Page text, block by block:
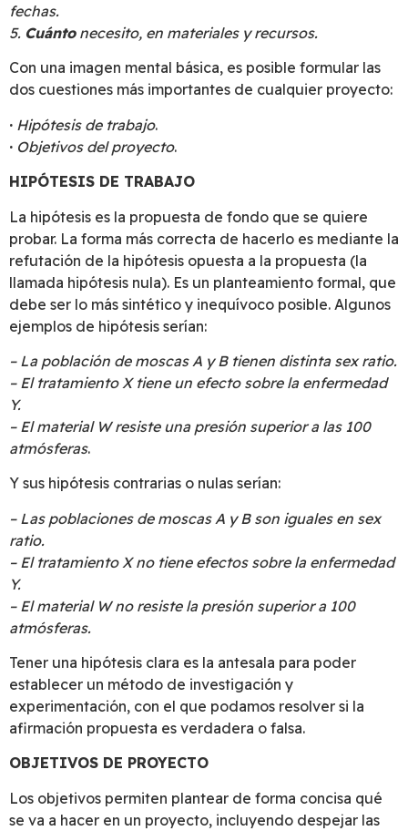
fechas.
5. Cuántonecesito, en materiales y recursos.
Con una imagen mental básica, es posible formular las
dos cuestiones más importantes de cualquier proyecto:
· Hipótesis de trabajo.
· Objetivos del proyecto.
HIPÓTESIS DE TRABAJO
La hipótesis es la propuesta de fondo que se quiere
probar. La forma más correcta de hacerlo es mediante la
refutación de la hipótesis opuesta a la propuesta (la
llamada hipótesis nula). Es un planteamiento formal, que
debe ser lo más sintético y inequívoco posible. Algunos
ejemplos de hipótesis serían:
– La población de moscas A y B tienen distinta sex ratio.
– El tratamiento X tiene un efecto sobre la enfermedad
Y.
– El material W resiste una presión superior a las 100
atmósferas.
Y sus hipótesis contrarias o nulas serían:
– Las poblaciones de moscas A y B son iguales en sex
ratio.
– El tratamiento X no tiene efectos sobre la enfermedad
Y.
– El material W no resiste la presión superior a 100
atmósferas.
Tener una hipótesis clara es la antesala para poder
establecer un método de investigación y
experimentación, con el que podamos resolver si la
afirmación propuesta es verdadera o falsa.
OBJETIVOS DE PROYECTO
Los objetivos permiten plantear de forma concisa qué
se va a hacer en un proyecto, incluyendo despejar las